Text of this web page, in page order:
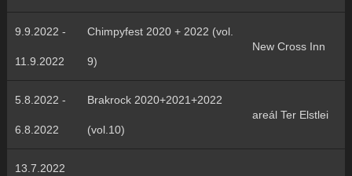
9.9.2022 -
11.9.2022
Chimpyfest 2020 + 2022 (vol.
9)
New Cross Inn
5.8.2022 -
6.8.2022
Brakrock 2020+2021+2022
(vol.10)
areál Ter Elstlei
13.7.2022